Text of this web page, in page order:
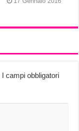
I campi obbligatori